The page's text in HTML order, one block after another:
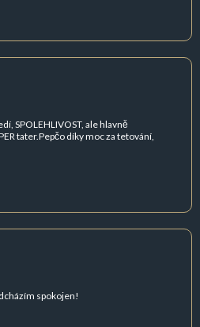
SPOLEHLIVOST, ale hlavně
tater.Pepčo díky moc za tetování,
spokojen!